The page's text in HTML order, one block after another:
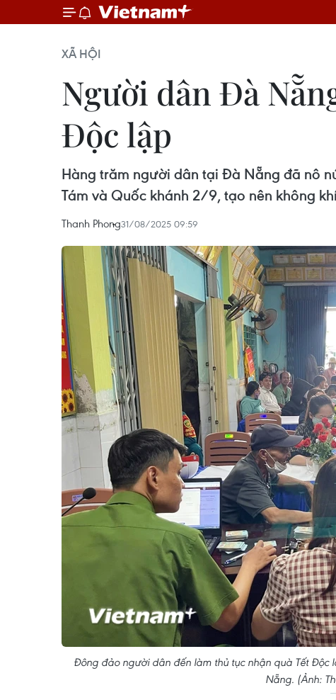
XÃ HỘI
Người dân Đà
Độc lập
Hàng trăm người dân tại Đà Nẵng đã nô
Tám và Quốc khánh 2/9, tạo nên không
Thanh Phong31/08/2025 09:59
Đông đảo người dân đến làm thủ tục nhận quà Tết
Nẵng. (Ảnh: